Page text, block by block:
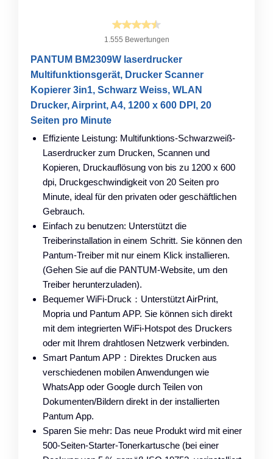
1.555 Bewertungen
PANTUM BM2309W laserdrucker
Multifunktionsgerät, Drucker Scanner
Kopierer 3in1, Schwarz Weiss, WLAN
Drucker, Airprint, A4, 1200 x 600 DPI, 20
Seiten pro Minute
Effiziente Leistung: Multifunktions-Schwarzweiß-
Laserdrucker zum Drucken, Scannen und
Kopieren, Druckauflösung von bis zu 1200 x 600
dpi, Druckgeschwindigkeit von 20 Seiten pro
Minute, ideal für den privaten oder geschäftlichen
Gebrauch.
Einfach zu benutzen: Unterstützt die
Treiberinstallation in einem Schritt. Sie können den
Pantum-Treiber mit nur einem Klick installieren.
(Gehen Sie auf die PANTUM-Website, um den
Treiber herunterzuladen).
Bequemer WiFi-Druck：Unterstützt AirPrint,
Mopria und Pantum APP. Sie können sich direkt
mit dem integrierten WiFi-Hotspot des Druckers
oder mit Ihrem drahtlosen Netzwerk verbinden.
Smart Pantum APP：Direktes Drucken aus
verschiedenen mobilen Anwendungen wie
WhatsApp oder Google durch Teilen von
Dokumenten/Bildern direkt in der installierten
Pantum App.
Sparen Sie mehr: Das neue Produkt wird mit einer
500-Seiten-Starter-Tonerkartusche (bei einer